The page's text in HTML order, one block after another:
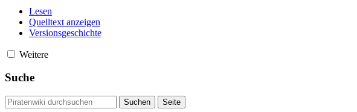
Lesen
Quelltext anzeigen
Versionsgeschichte
Weitere
Suche